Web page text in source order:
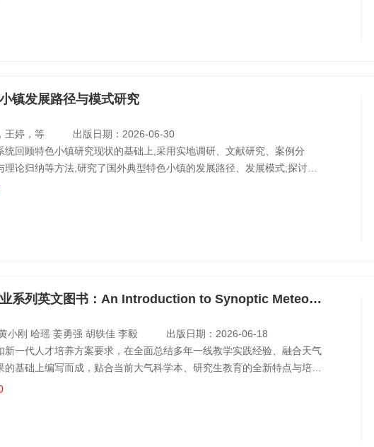
镇发展路径与模式研究
王婷，等
出版日期：2026-06-30
统回顾特色小镇研究现状的基础上,采用实地调研、文献研究、案例分
理论归纳等方法,研究了国外典型特色小镇的发展路径、发展模式;探讨了
的发展机制、区位特征、产业特征,对浙江特色小镇发展路径与发展模式
大气科学专业系列英文图书：An Introduction to Synoptic Meteorology
小刚 哈瑶 姜勇强 胡轶佳 李毅
出版日期：2026-06-18
新一代人才培养方案要求，在全面总结多年一线教学实践经验、融合天气
的基础上编写而成，贴合当前大气科学本、研究生教育的全新特点与培养
内容涵盖大气环流概论、中高纬天气系统、热带与副热带天气系统、中小